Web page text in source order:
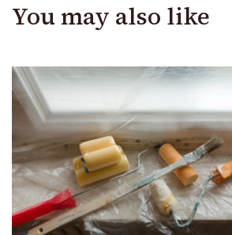
You may also like